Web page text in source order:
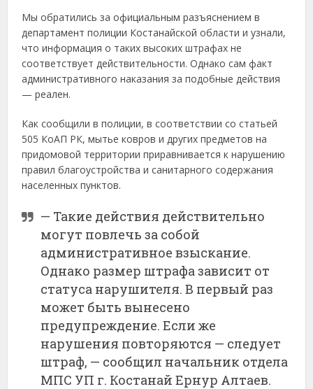
Мы обратились за официальным разъяснением в
департамент полиции Костанайской области и узнали,
что информация о таких высоких штрафах не
соответствует действительности. Однако сам факт
административного наказания за подобные действия
— реален.
Как сообщили в полиции, в соответствии со статьей
505 КоАП РК, мытье ковров и других предметов на
придомовой территории приравнивается к нарушению
правил благоустройства и санитарного содержания
населенных пунктов.
— Такие действия действительно
могут повлечь за собой
административное взыскание.
Однако размер штрафа зависит от
статуса нарушителя. В первый раз
может быть вынесено
предупреждение. Если же
нарушения повторяются — следует
штраф, — сообщил начальник отдела
МПС УП г. Костанай Ернур Алтаев.